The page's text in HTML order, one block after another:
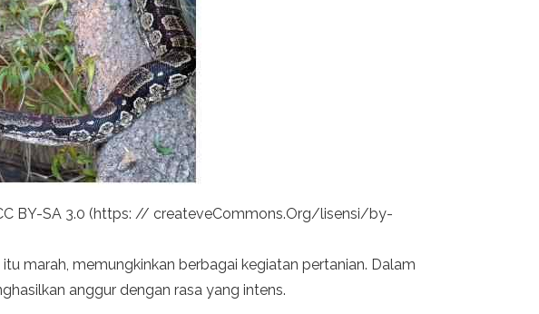
BY-SA 3.0 (https: // createveCommons.Org/lisensi/by-
marah, memungkinkan berbagai kegiatan pertanian. Dalam
anggur dengan rasa yang intens.